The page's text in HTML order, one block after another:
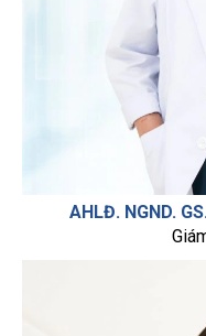
AHLĐ. NGND.